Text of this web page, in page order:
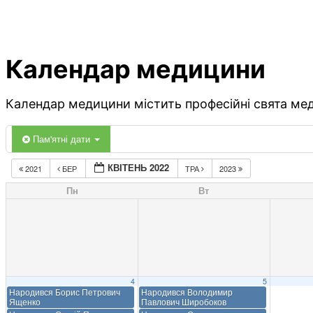
Календар медицини
Календар медицини містить професійні свята
Пам'ятні дати
2021 БЕР КВІТЕНЬ 2022 ТРА 2023
Пн Вт
4
Народився Борис Петрович
Ященко
5
Народився Володимир
Павлович Широбоков